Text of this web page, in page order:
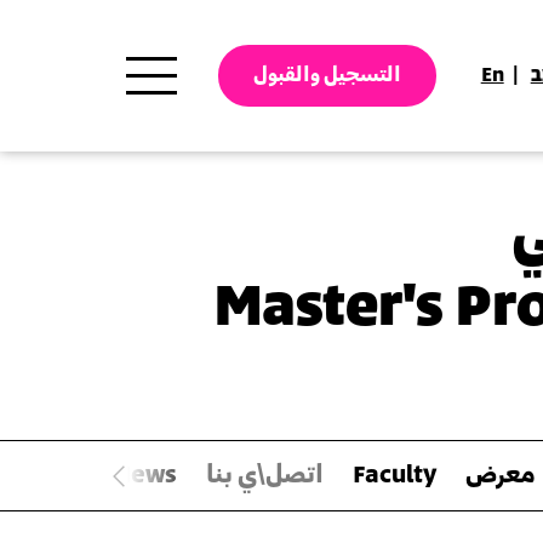
En التسجيل والقبول
Master's
معرض Faculty اتصل\ي بنا News